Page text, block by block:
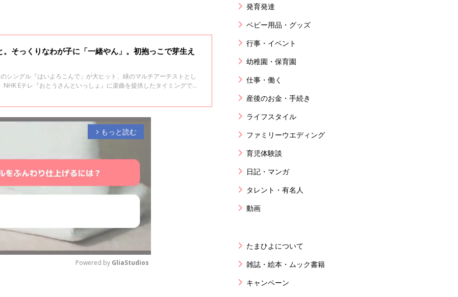
そっくりなわが子に「一緒やん」。初抱っこで芽生え
シングル『はいよろこんで」が大ヒット、緑のマルチアーテストとし
Eテレ『おとうさんといっしょ』に楽曲を提供したタイミングで、
arrow_forward_ios もっと読む
Powered by GliaStudios
発育発達
ベビー用品・グッズ
行事・イベント
幼稚園・保育園
仕事・働く
産後のお金・手続き
ライフスタイル
ファミリーウエディング
育児体験談
日記・マンガ
タレント・有名人
動画
たまひよについて
雑誌・絵本・ムック書籍
キャンペーン